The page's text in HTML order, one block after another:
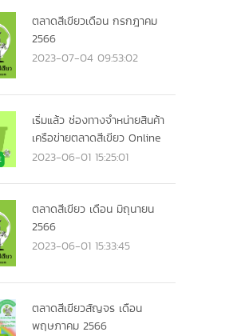
ตลาดสีเขียวเดือน กรกฎาคม
2566
2023-07-04 09:53:02
เริ่มแล้ว ช่องทางจำหน่ายสินค้า
เครือข่ายตลาดสีเขียว Online
2023-06-01 15:25:01
ตลาดสีเขียว เดือน มิถุนายน
2566
2023-06-01 15:33:45
ตลาดสีเขียวสัญจร เดือน
พฤษภาคม 2566